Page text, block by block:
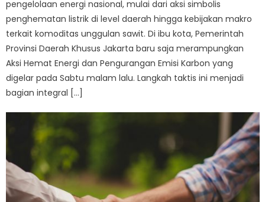
pengelolaan energi nasional, mulai dari aksi simbolis
penghematan listrik di level daerah hingga kebijakan makro
terkait komoditas unggulan sawit. Di ibu kota, Pemerintah
Provinsi Daerah Khusus Jakarta baru saja merampungkan
Aksi Hemat Energi dan Pengurangan Emisi Karbon yang
digelar pada Sabtu malam lalu. Langkah taktis ini menjadi
bagian integral […]